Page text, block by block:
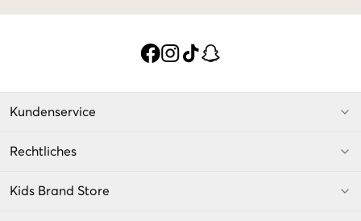
Kundenservice
Rechtliches
Kids Brand Store